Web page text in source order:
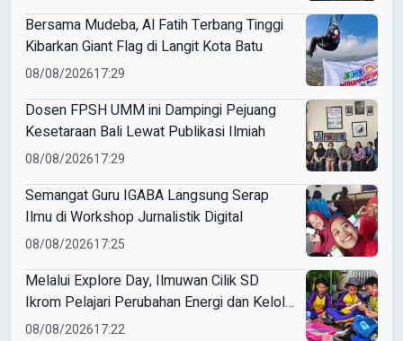
Bersama Mudeba, Al Fatih Terbang Tinggi
Kibarkan Giant Flag di Langit Kota Batu
08/08/202617:29
Dosen FPSH UMM ini Dampingi Pejuang
Kesetaraan Bali Lewat Publikasi Ilmiah
08/08/202617:29
Semangat Guru IGABA Langsung Serap
Ilmu di Workshop Jurnalistik Digital
08/08/202617:25
Melalui Explore Day, Ilmuwan Cilik SD
Ikrom Pelajari Perubahan Energi dan Kelola
Sampah demi Bumi
08/08/202617:22